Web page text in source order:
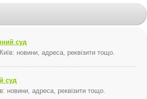
суд
новини, адреса, реквізити тощо.
суд
новини, адреса, реквізити тощо.